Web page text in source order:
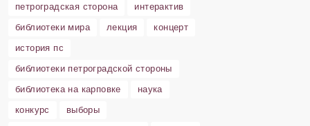
петроградская сторона
интерактив
библиотеки мира
лекция
концерт
история пс
библиотеки петроградской стороны
библиотека на карповке
наука
конкурс
выборы